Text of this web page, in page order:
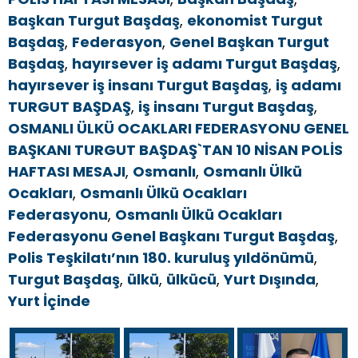
Başkan Turgut Başdaş, ekonomist Turgut
Başdaş, Federasyon, Genel Başkan Turgut
Başdaş, hayırsever iş adamı Turgut Başdaş,
hayırsever iş insanı Turgut Başdaş, iş adamı
TURGUT BAŞDAŞ, iş insanı Turgut Başdaş,
OSMANLI ÜLKÜ OCAKLARI FEDERASYONU GENEL
BAŞKANI TURGUT BAŞDAŞ`TAN 10 NİSAN POLİS
HAFTASI MESAJI, Osmanlı, Osmanlı Ülkü
Ocakları, Osmanlı Ülkü Ocakları
Federasyonu, Osmanlı Ülkü Ocakları
Federasyonu Genel Başkanı Turgut Başdaş,
Polis Teşkilatı’nın 180. kuruluş yıldönümü,
Turgut Başdaş, ülkü, ülkücü,Yurt Dışında,
Yurt İçinde